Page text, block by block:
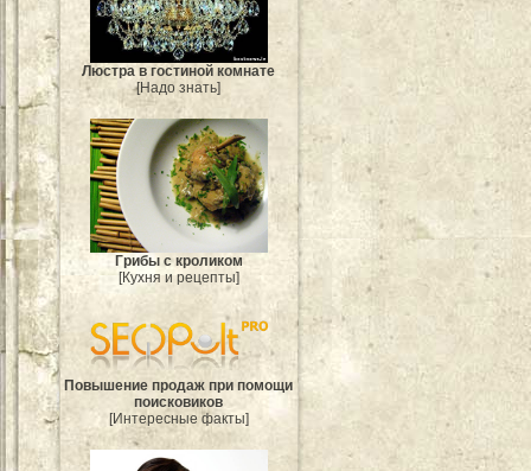
Люстра в гостиной комнате
[Надо знать]
Грибы с кроликом
[Кухня и рецепты]
Повышение продаж при помощи
поисковиков
[Интересные факты]